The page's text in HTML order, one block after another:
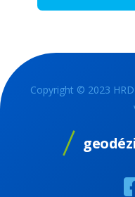
Copyright © 2023